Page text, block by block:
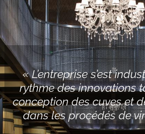
« L’entreprise s’est
rythme des innovations
conception des cuves et
dans les procédés de